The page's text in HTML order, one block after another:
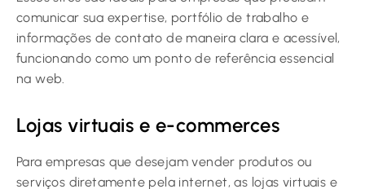
comunicar sua expertise, portfólio de trabalho e
informações de contato de maneira clara e acessível,
funcionando como um ponto de referência essencial
na web.
Lojas virtuais e e-commerces
Para empresas que desejam vender produtos ou
serviços diretamente pela internet, as lojas virtuais e